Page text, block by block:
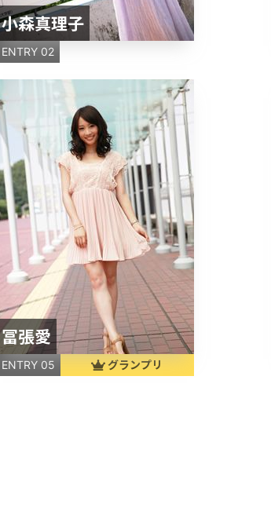
小森真理子
ENTRY 02
冨張愛
ENTRY 05 グランプリ